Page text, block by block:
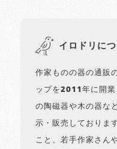
イロドリに
作家ものの器の通販
ップを2011年に開
の陶磁器や木の器な
示・販売しておりま
こと、若手作家さん